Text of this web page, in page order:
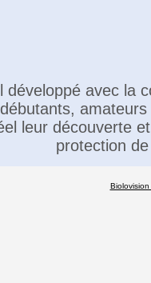
développé avec la
leur découverte
protection
Biolovision